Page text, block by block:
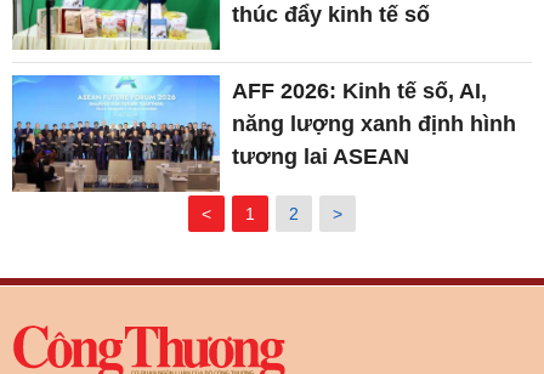
thúc đẩy kinh tế số
AFF 2026: Kinh tế số, AI,
năng lượng xanh định hình
tương lai ASEAN
< 1 2 >